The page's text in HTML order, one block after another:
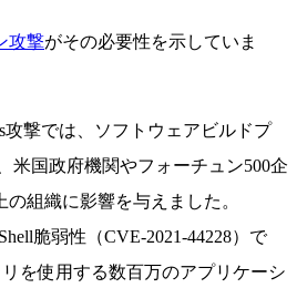
攻撃がその必要性を示していま
攻撃では、ソフトウェアビルドプ
米国政府機関やフォーチュン500企
の組織に影響を与えました。
脆弱性（CVE-2021-44228）で
を使用する数百万のアプリケーシ